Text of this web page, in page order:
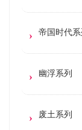
帝国时代
幽浮系列
废土系列